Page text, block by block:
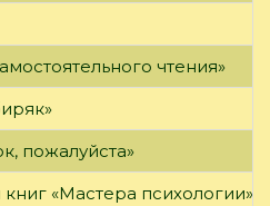
чтения»
пожалуйста»
«Мастера психологии»